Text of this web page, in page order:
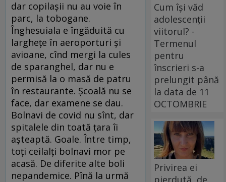
dar copilașii nu au voie în
parc, la tobogane.
Înghesuiala e îngăduită cu
larghețe în aeroporturi și
avioane, cînd mergi la cules
de sparanghel, dar nu e
permisă la o masă de patru
în restaurante. Școală nu se
face, dar examene se dau.
Bolnavi de covid nu sînt, dar
spitalele din toată țara îi
așteaptă. Goale. Între timp,
toți ceilalți bolnavi mor pe
acasă. De diferite alte boli
nepandemice. Pînă la urmă
Cum își văd
adolescenții
viitorul? -
Termenul
pentru
înscrieri s-a
prelungit până
la data de 11
OCTOMBRIE
Privirea ei
pierdută, de